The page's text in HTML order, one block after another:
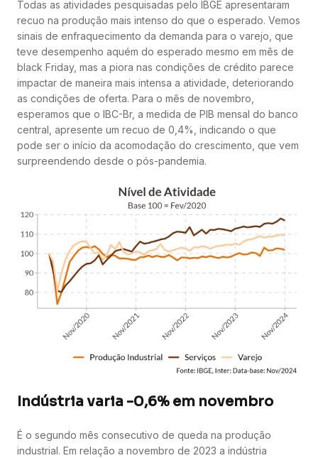
Todas as atividades pesquisadas pelo IBGE apresentaram
recuo na produção mais intenso do que o esperado. Vemos
sinais de enfraquecimento da demanda para o varejo, que
teve desempenho aquém do esperado mesmo em mês de
black Friday, mas a piora nas condições de crédito parece
impactar de maneira mais intensa a atividade, deteriorando
as condições de oferta. Para o mês de novembro,
esperamos que o IBC-Br, a medida de PIB mensal do banco
central, apresente um recuo de 0,4%, indicando o que
pode ser o início da acomodação do crescimento, que vem
surpreendendo desde o pós-pandemia.
Indústria varia -0,6% em novembro
É o segundo mês consecutivo de queda na produção
industrial. Em relação a novembro de 2023 a indústria